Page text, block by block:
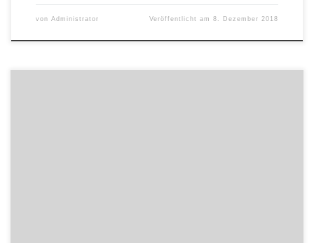
von Administrator Veröffentlicht am8. Dezember 2018